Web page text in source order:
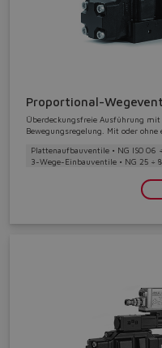
Proportional-
Überdeckungsfreie Ausführung
Bewegungsregelung. Mit oder
Plattenaufbauventile • NG ISO 06
3-Wege-Einbauventile • NG 25 ÷